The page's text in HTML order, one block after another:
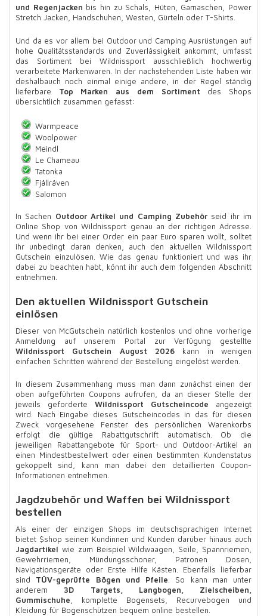
und Regenjacken bis hin zu Schals, Hüten, Gamaschen, Power
Stretch Jacken, Handschuhen, Westen, Gürteln oder T-Shirts.
Und da es vor allem bei Outdoor und Camping Ausrüstungen auf
hohe Qualitätsstandards und Zuverlässigkeit ankommt, umfasst
das Sortiment bei Wildnissport ausschließlich hochwertig
verarbeitete Markenwaren. In der nachstehenden Liste haben wir
deshalbauch noch einmal einige andere, in der Regel ständig
lieferbare Top Marken aus dem Sortiment des Shops
übersichtlich zusammen gefasst:
Warmpeace
Woolpower
Meindl
Le Chameau
Tatonka
Fjällräven
Salomon
In Sachen Outdoor Artikel und Camping Zubehör seid ihr im
Online Shop von Wildnissport genau an der richtigen Adresse.
Und wenn ihr bei einer Order ein paar Euro sparen wollt, solltet
ihr unbedingt daran denken, auch den aktuellen Wildnissport
Gutschein einzulösen. Wie das genau funktioniert und was ihr
dabei zu beachten habt, könnt ihr auch dem folgenden Abschnitt
entnehmen.
Den aktuellen Wildnissport Gutschein
einlösen
Dieser von McGutschein natürlich kostenlos und ohne vorherige
Anmeldung auf unserem Portal zur Verfügung gestellte
Wildnissport Gutschein August 2026 kann in wenigen
einfachen Schritten während der Bestellung eingelöst werden.
In diesem Zusammenhang muss man dann zunächst einen der
oben aufgeführten Coupons aufrufen, da an dieser Stelle der
jeweils geforderte Wildnissport Gutscheincode angezeigt
wird. Nach Eingabe dieses Gutscheincodes in das für diesen
Zweck vorgesehene Fenster des persönlichen Warenkorbs
erfolgt die gültige Rabattgutschrift automatisch. Ob die
jeweiligen Rabattangebote für Sport- und Outdoor-Artikel an
einen Mindestbestellwert oder einen bestimmten Kundenstatus
gekoppelt sind, kann man dabei den detaillierten Coupon-
Informationen entnehmen.
Jagdzubehör und Waffen bei Wildnissport
bestellen
Als einer der einzigen Shops im deutschsprachigen Internet
bietet $shop seinen Kundinnen und Kunden darüber hinaus auch
Jagdartikel wie zum Beispiel Wildwaagen, Seile, Spannriemen,
Gewehrriemen, Mündungsschoner, Patronen Dosen,
Navigationsgeräte oder Erste Hilfe Kästen. Ebenfalls lieferbar
sind TÜV-geprüfte Bögen und Pfeile . So kann man unter
anderem 3D Targets, Langbogen, Zielscheiben,
Gummischuhe , komplette Bogensets, Recurvebogen und
Kleidung für Bogenschützen bequem online bestellen.